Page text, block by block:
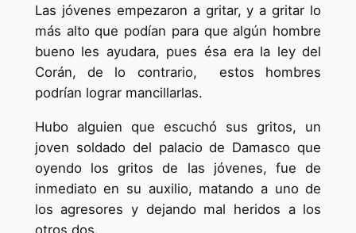
Las jóvenes empezaron a gritar, y a gritar lo
más alto que podían para que algún hombre
bueno les ayudara, pues ésa era la ley del
Corán, de lo contrario, estos hombres
podrían lograr mancillarlas.
Hubo alguien que escuchó sus gritos, un
joven soldado del palacio de Damasco que
oyendo los gritos de las jóvenes, fue de
inmediato en su auxilio, matando a uno de
los agresores y dejando mal heridos a los
otros dos.